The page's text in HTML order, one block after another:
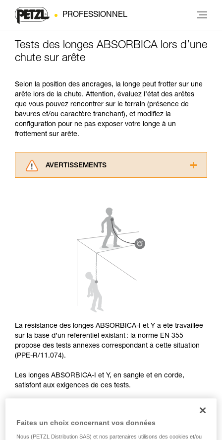
PROFESSIONNEL
Tests des longes ABSORBICA lors d’une
chute sur arête
Selon la position des ancrages, la longe peut frotter sur une
arête lors de la chute. Attention, évaluez l’état des arêtes
que vous pouvez rencontrer sur le terrain (présence de
bavures et/ou caractère tranchant), et modifiez la
configuration pour ne pas exposer votre longe à un
frottement sur arête.
AVERTISSEMENTS
informations de la notice technique pour
pouvoir comprendre ce complément
Maîtriser ces techniques nécessite une
formation et un entraînement spécifique. Validez
avec un professionnel votre capacité à refaire
la manipulation, seul, en toute sécurité, avant
de la reproduire en autonomie.
Nous donnons des exemples de techniques
liées à votre activité. Il peut en exister d’autres
que nous ne décrivons pas ici.
La résistance des longes ABSORBICA-I et Y a été travaillée
sur la base d’un référentiel existant : la norme EN 355
propose des tests annexes correspondant à cette situation
(PPE-R/11.074).
Les longes ABSORBICA-I et Y, en sangle et en corde,
satisfont aux exigences de ces tests.
Faites un choix concernant vos données
Nous (PETZL Distribution SAS) et nos partenaires utilisons des cookies et/ou